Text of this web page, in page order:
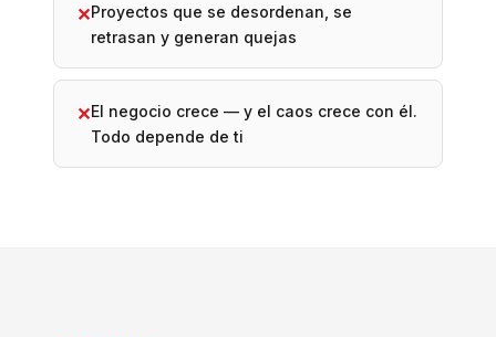
✕Proyectos que se desordenan, se
retrasan y generan quejas
✕El negocio crece — y el caos crece con él.
Todo depende de ti